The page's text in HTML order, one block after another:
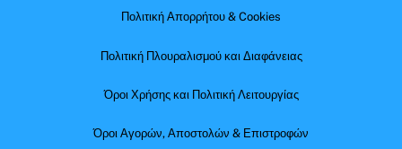
Πολιτική Απορρήτου & Cookies
Πολιτική Πλουραλισμού και Διαφάνειας
Όροι Χρήσης και Πολιτική Λειτουργίας
Όροι Αγορών, Αποστολών & Επιστροφών